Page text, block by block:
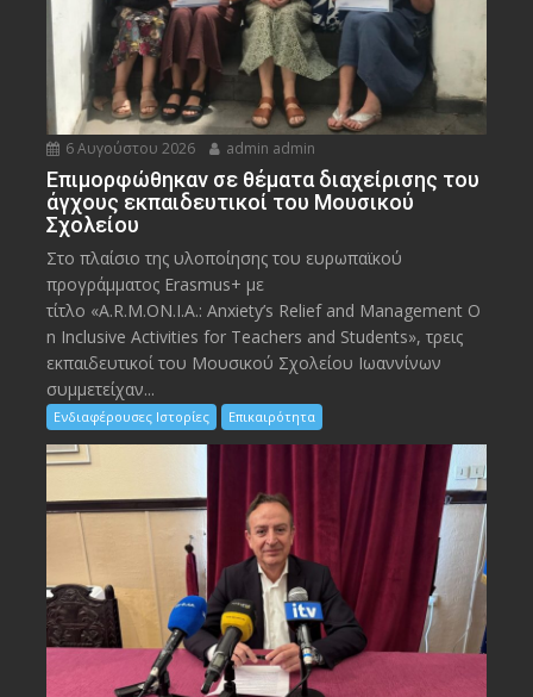
6 Αυγούστου 2026 admin admin
Eπιμορφώθηκαν σε θέματα διαχείρισης του
άγχους εκπαιδευτικοί του Μουσικού
Σχολείου
Στο πλαίσιο της υλοποίησης του ευρωπαϊκού
προγράμματος Erasmus+ με
τίτλο «A.R.M.ON.I.A.: Anxiety’s Relief and Management O
n Inclusive Activities for Teachers and Students», τρεις
εκπαιδευτικοί του Μουσικού Σχολείου Ιωαννίνων
συμμετείχαν...
Ενδιαφέρουσες Ιστορίες Επικαιρότητα